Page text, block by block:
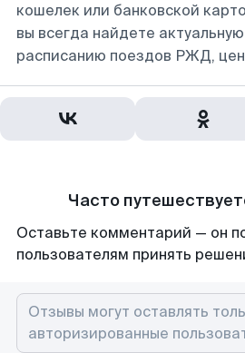
кошелек или банковской
вы всегда найдете
расписанию поездов РЖД,
Часто
Оставьте комментарий — он
пользователям принять